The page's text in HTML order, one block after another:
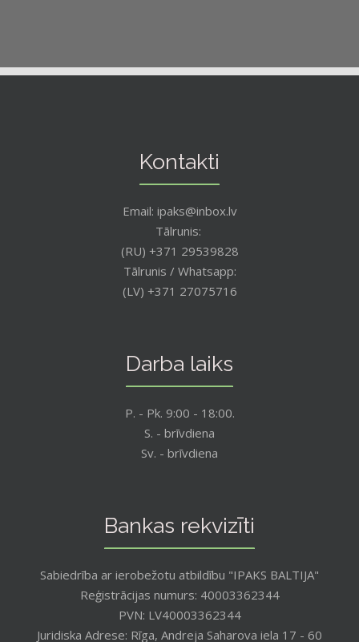
Kontakti
Email: ipaks@inbox.lv
Tālrunis:
(RU) +371 29539828
Tālrunis / Whatsapp:
(LV) +371 27075716
Darba laiks
P. - Pk. 9:00 - 18:00.
S. - brīvdiena
Sv. - brīvdiena
Bankas rekvizīti
Sabiedrība ar ierobežotu atbildību "IPAKS BALTIJA"
Reģistrācijas numurs: 40003362344
PVN: LV40003362344
Juridiska Adrese: Rīga, Andreja Saharova iela 17 - 60